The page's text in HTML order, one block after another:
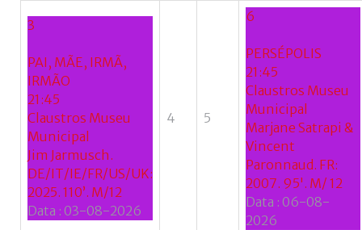
3
PAI, MÃE, IRMÃ,
IRMÃO
21:45
Claustros Museu
Municipal
Jim Jarmusch.
DE/IT/IE/FR/US/UK:
2025. 110’. M/12
Data : 03-08-2026
4 5
6
PERSÉPOLIS
21:45
Claustros Museu
Municipal
Marjane Satrapi &
Vincent
Paronnaud. FR:
2007. 95'. M/ 12
Data : 06-08-
2026